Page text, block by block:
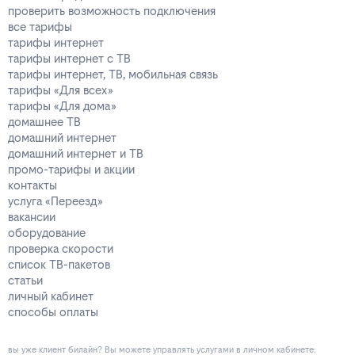
проверить возможность подключения
все тарифы
тарифы интернет
тарифы интернет с ТВ
тарифы интернет, ТВ, мобильная связь
тарифы «Для всех»
тарифы «Для дома»
домашнее ТВ
домашний интернет
домашний интернет и ТВ
промо-тарифы и акции
контакты
услуга «Переезд»
вакансии
оборудование
проверка скорости
список ТВ-пакетов
статьи
личный кабинет
способы оплаты
вы уже клиент билайн? Вы можете управлять услугами в личнoм кaбинeтe: